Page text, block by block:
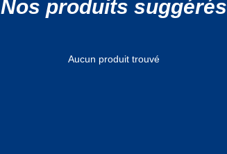
Nos produits suggérés
Aucun produit trouvé